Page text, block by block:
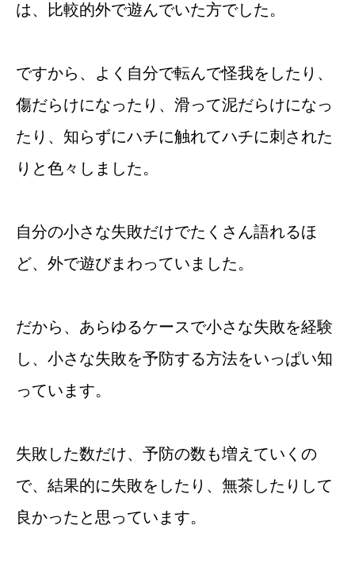
は、比較的外で遊んでいた方でした。
ですから、よく自分で転んで怪我をしたり、
傷だらけになったり、滑って泥だらけになっ
たり、知らずにハチに触れてハチに刺された
りと色々しました。
自分の小さな失敗だけでたくさん語れるほ
ど、外で遊びまわっていました。
だから、あらゆるケースで小さな失敗を経験
し、小さな失敗を予防する方法をいっぱい知
っています。
失敗した数だけ、予防の数も増えていくの
で、結果的に失敗をしたり、無茶したりして
良かったと思っています。